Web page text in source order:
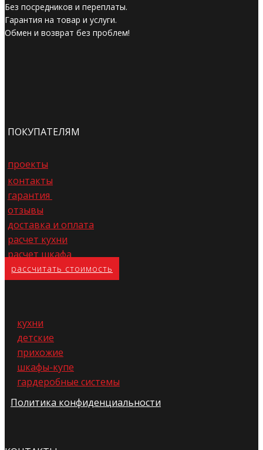
Без посредников и переплаты.
Гарантия на товар и услуги.
Обмен и возврат без проблем!
ПОКУПАТЕЛЯМ
проекты
контакты
гарантия
отзывы
доставка и оплата
расчет кухни
расчет шкафа
расс​читать стоимость
кухни
детские
прихожие
шкафы-купе
гардеробные системы
Политика конфиденциальности